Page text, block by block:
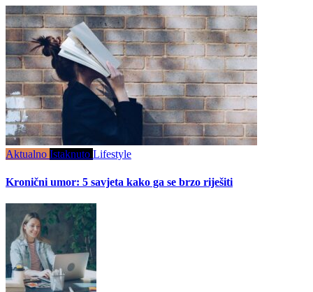
Aktualno Istaknuto Lifestyle
Kronični umor: 5 savjeta kako ga se brzo riješiti